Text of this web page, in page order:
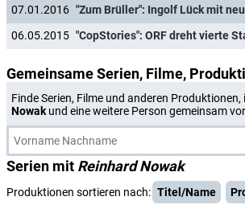
07.01.2016
06.05.2015 "CopStories": ORF dreht vierte
Gemeinsame Serien, Filme,
Finde Serien, Filme und anderen Produktionen,
Nowak und eine weitere Person gemeinsam
Serien mit Reinhard Nowak
Produktionen sortieren nach: Titel/Name